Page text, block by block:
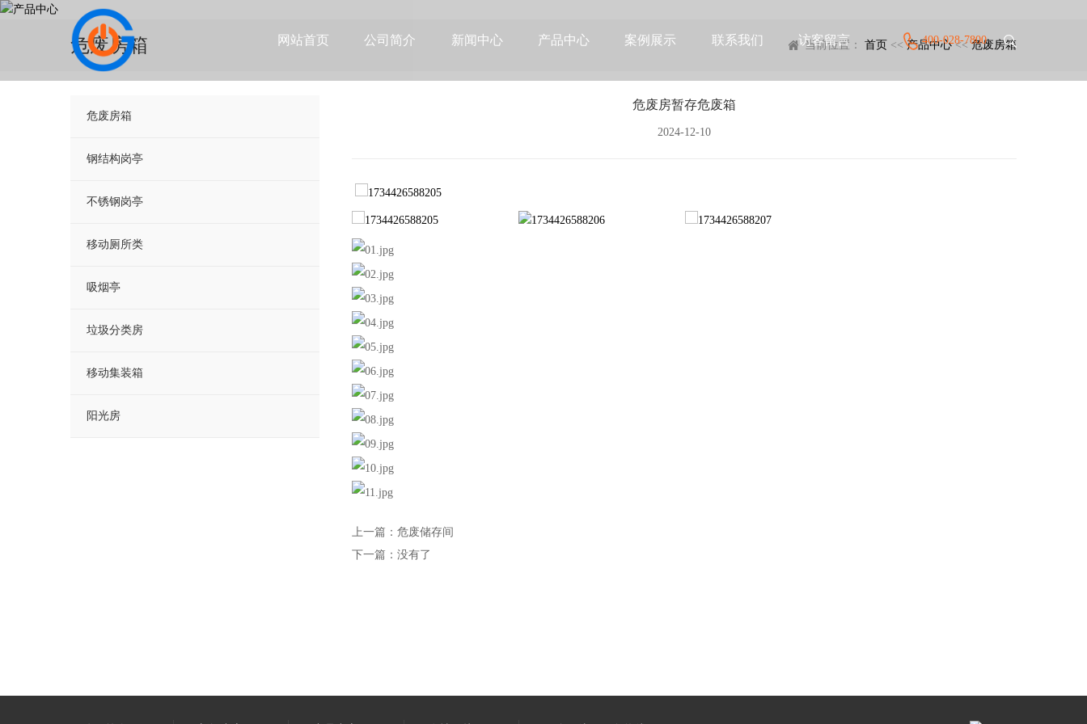
网站首页 公司简介 新闻中心 产品中心 案例展示 联系我们 访客留言 400-028-7800
危废房箱 当前位置： 首页 <<产品中心<<危废房箱
危废房箱
钢结构岗亭
不锈钢岗亭
移动厕所类
吸烟亭
垃圾分类房
移动集装箱
阳光房
危废房暂存危废箱
2024-12-10
上一篇：危废储存间
下一篇：没有了